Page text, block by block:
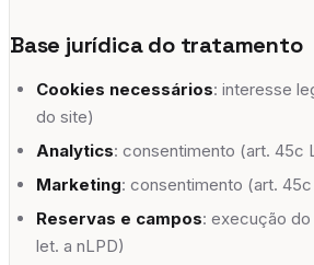
Base jurídica do tratamento
Cookies necessários: interesse
do site)
Analytics: consentimento (art. 45c
Marketing: consentimento (art. 45c
Reservas e campos: execução do
let. a nLPD)